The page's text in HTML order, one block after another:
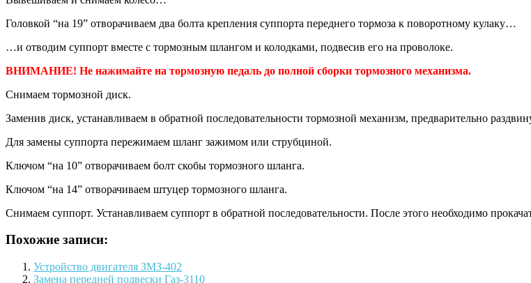
Головкой “на 19” отворачиваем два болта крепления суппорта переднего тормоза к поворотному кулаку…
…и отводим суппорт вместе с тормозным шлангом и колодками, подвесив его на проволоке.
ВНИМАНИЕ! Не нажимайте на тормозную педаль до полной сборки тормозного механизма.
Снимаем тормозной диск.
Заменив диск, устанавливаем в обратной последовательности тормозной механизм, предварительно
Для замены суппорта пережимаем шланг зажимом или струбциной.
Ключом “на 10” отворачиваем болт скобы тормозного шланга.
Ключом “на 14” отворачиваем штуцер тормозного шланга.
Снимаем суппорт. Устанавливаем суппорт в обратной последовательности. После этого необходимо
Похожие записи:
Устройство двигателя ЗМЗ-402
Замена передней подвески Газ-3110